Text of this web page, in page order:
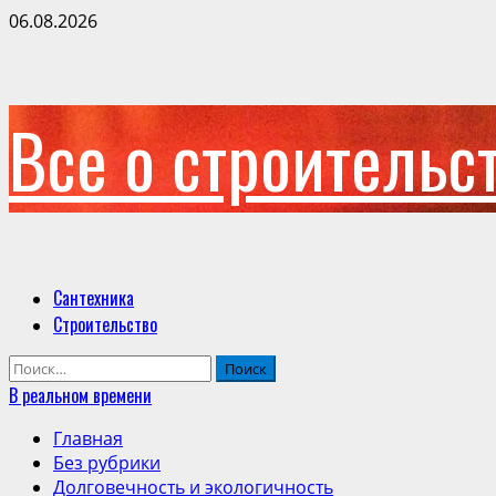
Перейти
06.08.2026
Все о
Основное
меню
Сантехника
Строительство
Найти:
В реальном времени
Главная
Без рубрики
Долговечность и экологичность